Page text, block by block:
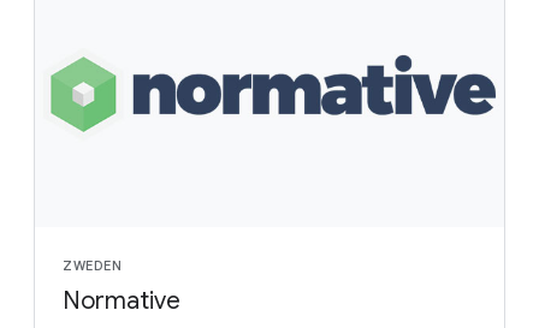
ZWEDEN
Normative